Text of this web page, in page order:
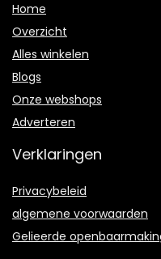
Home
Overzicht
Alles winkelen
Blogs
Onze webshops
Adverteren
Verklaringen
Privacybeleid
algemene voorwaarden
Gelieerde